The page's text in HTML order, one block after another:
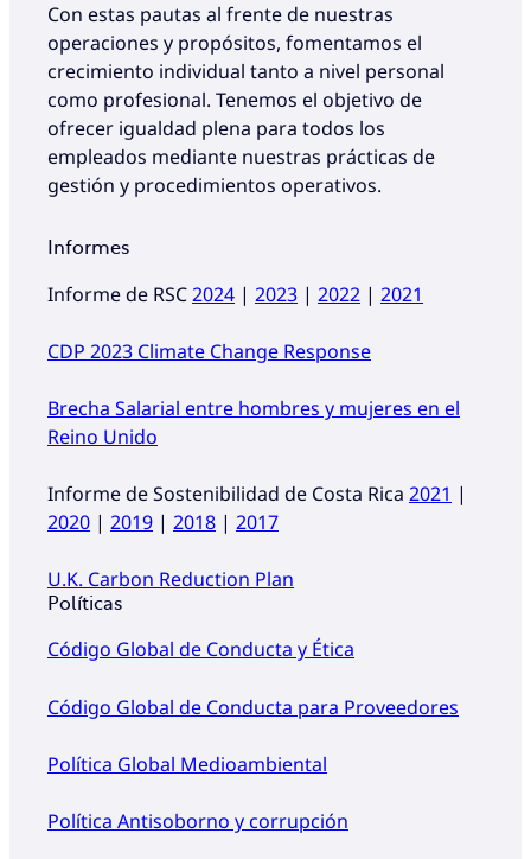
Con estas pautas al frente de nuestras
operaciones y propósitos, fomentamos el
crecimiento individual tanto a nivel personal
como profesional. Tenemos el objetivo de
ofrecer igualdad plena para todos los
empleados mediante nuestras prácticas de
gestión y procedimientos operativos.
Informes
Informe de RSC2024 | 2023 | 2022 | 2021
CDP 2023 Climate Change Response
Brecha Salarial entre hombres y mujeres en el
Reino Unido
Informe de Sostenibilidad de Costa Rica 2021 |
2020 | 2019 | 2018 | 2017
U.K. Carbon Reduction Plan
Políticas
Código Global de Conducta y Ética
Código Global de Conducta para Proveedores
Política Global Medioambiental
Política Antisoborno y corrupción